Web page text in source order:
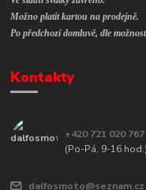
Možno platit kartou na prodejně.
Po předchozí domluvě, dle
Kontakty
+420 721 020 767
(Po-Pá, 9-16 hod.)
dalfosmoto@seznam.cz